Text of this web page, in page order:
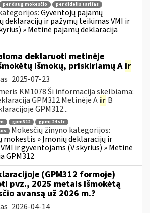
per daug mokesčio per didelis tarifas
Gyventojų pajamų
deklaracijų ir pažymų teikimas VMI ir
» Metinė pajamų deklaracija
deklaruoti metinėje
išmokų, priskiriamų A ir
2025-07-23
KM1078 Ši informacija skelbiama:
GPM312 Metinėje A ir B
GPM312...
gpm312
gpmį 24 str
Mokesčių žinyno kategorijos:
mokestis » Įmonių deklaracijų ir
ir gyventojams (V skyrius) » Metinė
GPM312
(GPM312 formoje)
pvz., 2025 metais išmokėtą
avansą už 2026 m.?
2026-04-14